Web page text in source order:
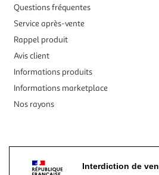
Questions fréquentes
Service après-vente
Rappel produit
Avis client
Informations produits
Informations marketplace
Nos rayons
Interdiction de